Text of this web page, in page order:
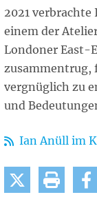
2021
einem der
Londoner East-
zusammentrug,
vergnüglich zu
und
Ian Anüll im